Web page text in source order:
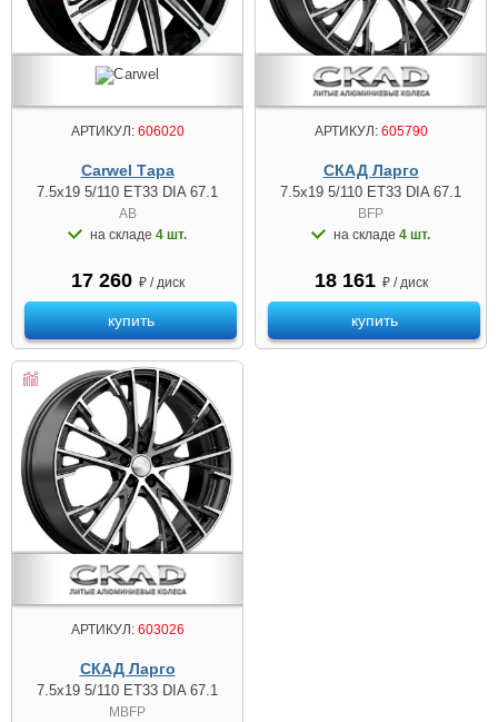
АРТИКУЛ:606020
Carwel Тара
7.5x19 5/110 ET33 DIA 67.1
AB
на складе 4 шт.
17 260 ₽ / диск
купить
АРТИКУЛ:605790
СКАД Ларго
7.5x19 5/110 ET33 DIA 67.1
BFP
на складе 4 шт.
18 161 ₽ / диск
купить
АРТИКУЛ:603026
СКАД Ларго
7.5x19 5/110 ET33 DIA 67.1
MBFP